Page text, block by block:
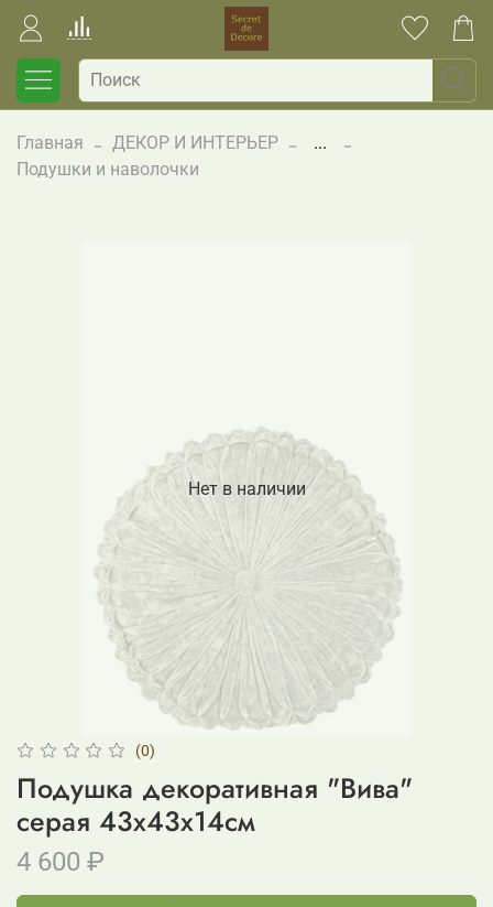
Главная ДЕКОР И ИНТЕРЬЕР
...
Подушки и наволочки
Нет в наличии
(0)
Подушка декоративная "Вива"
серая 43x43x14см
4 600 ₽